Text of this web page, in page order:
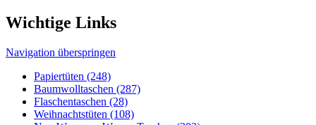
Navigation überspringen
Impressum
AGB's
Lieferungen-Zahlungsbedingungen
Datenschutzbestimmungen
Allgemeine Infos